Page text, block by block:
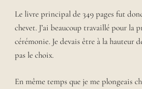
Le livre principal de 349 pages fut
chevet. J’ai beaucoup travaillé pour la
cérémonie. Je devais être à la hauteur
pas le choix.
En même temps que je me plongeais